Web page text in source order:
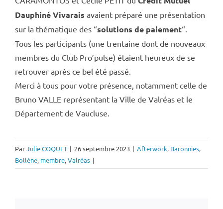
Dauphiné Vivarais avaient préparé une présentation
sur la thématique des “solutions de paiement“.
Tous les participants (une trentaine dont de nouveaux
membres du Club Pro’pulse) étaient heureux de se
retrouver après ce bel été passé.
Merci à tous pour votre présence, notamment celle de
Bruno VALLE représentant la Ville de Valréaset le
Département de Vaucluse
ParJulie COQUET | 26 septembre 2023 | Afterwork, Baronnies,
Bollène, membre,Valréas |